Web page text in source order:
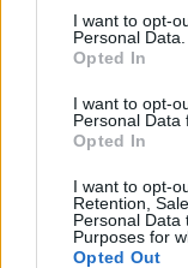
consent section.
I want to opt-
Personal Data.
Opted In
I want to opt-
Personal Data
Opted In
I want to opt-
Retention,
Personal Data
Purposes for
Opted Out
Stone című
Forrás:
Zene Album Rod